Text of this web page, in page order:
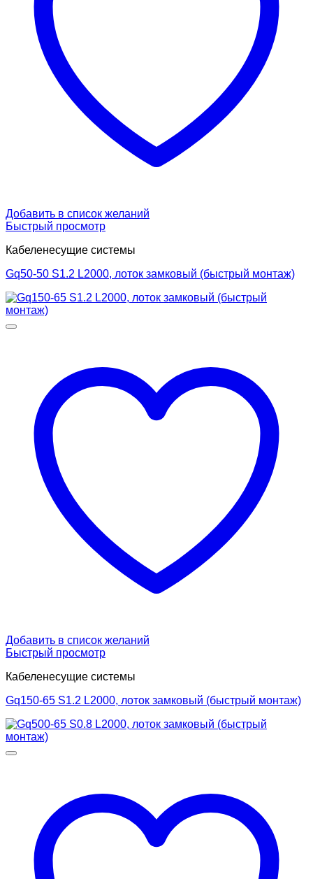
Добавить в список желаний
Быстрый просмотр
Кабеленесущие системы
Gq50-50 S1.2 L2000, лоток замковый (быстрый монтаж)
Добавить в список желаний
Быстрый просмотр
Кабеленесущие системы
Gq150-65 S1.2 L2000, лоток замковый (быстрый монтаж)